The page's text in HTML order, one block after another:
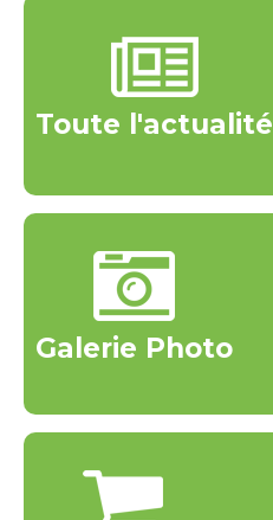
Toute l'actualité
Galerie Photo